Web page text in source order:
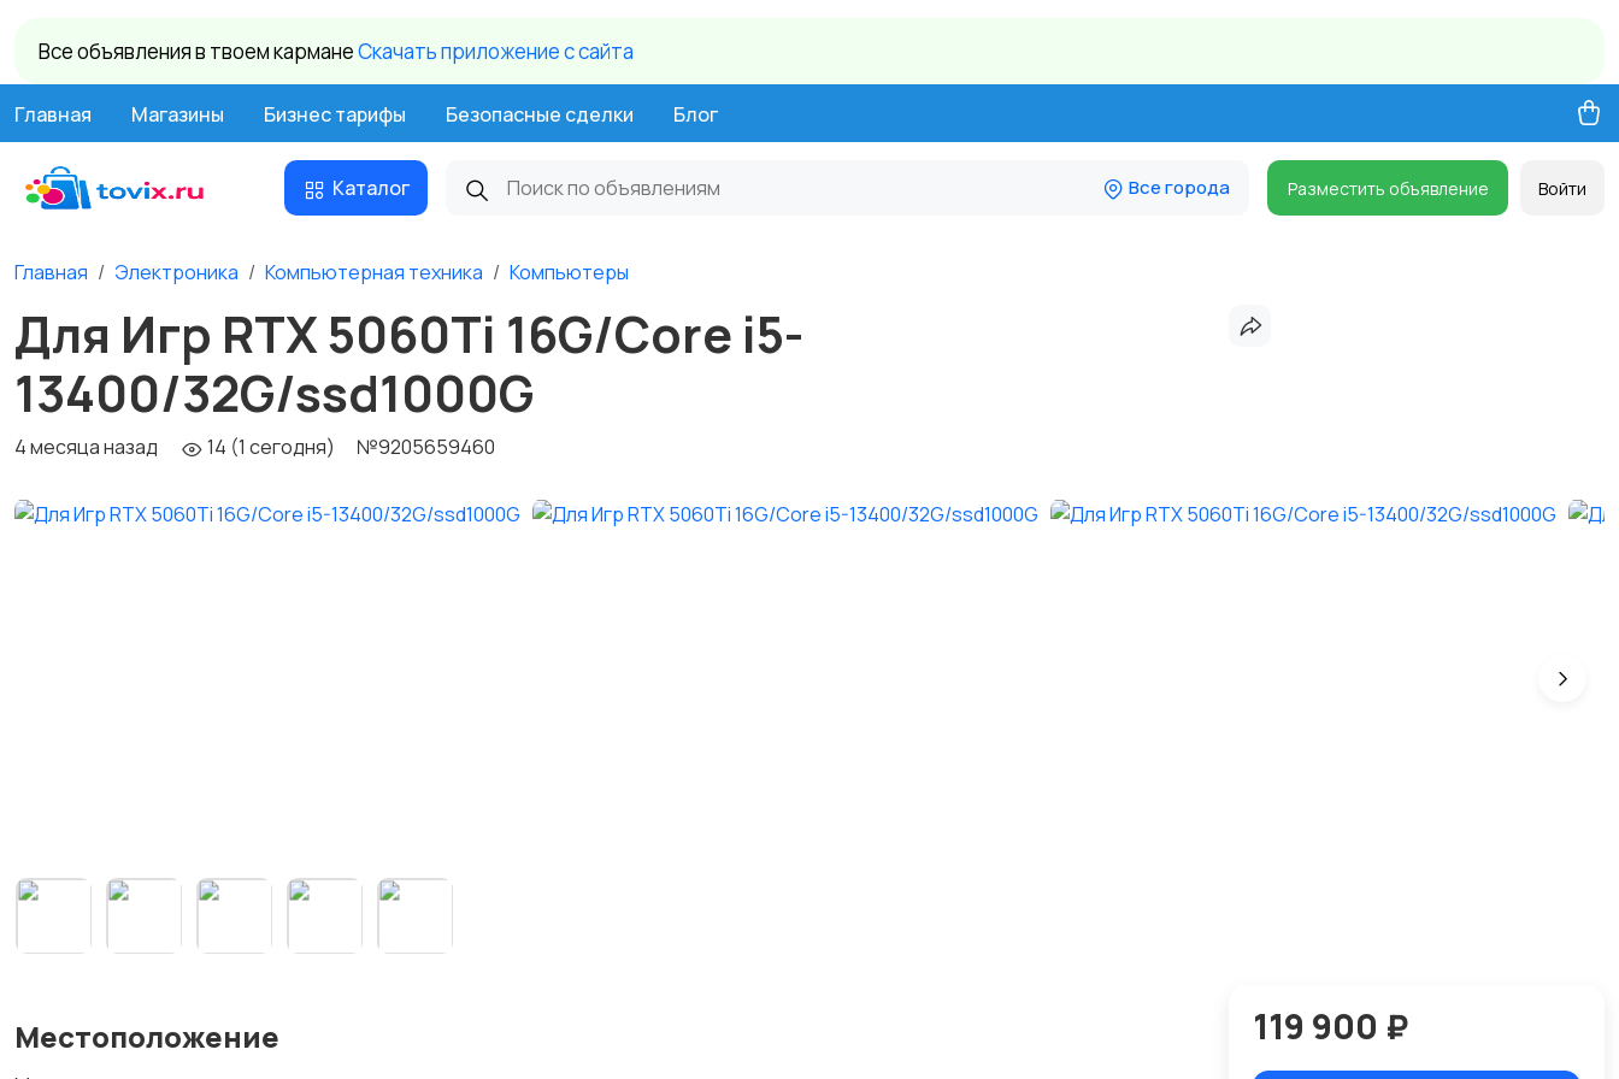
Все объявления в твоем карманеCкачать приложение c сайта
Главная Магазины Бизнес тарифы Безопасные сделки Блог
Каталог Все города Разместить объявление Войти
Главная Электроника Компьютерная техника Компьютеры
Для Игр RTX 5060Ti 16G/Core i5-
13400/32G/ssd1000G
4 месяца назад 14 (1 сегодня) №9205659460
Местоположение 119 900 ₽